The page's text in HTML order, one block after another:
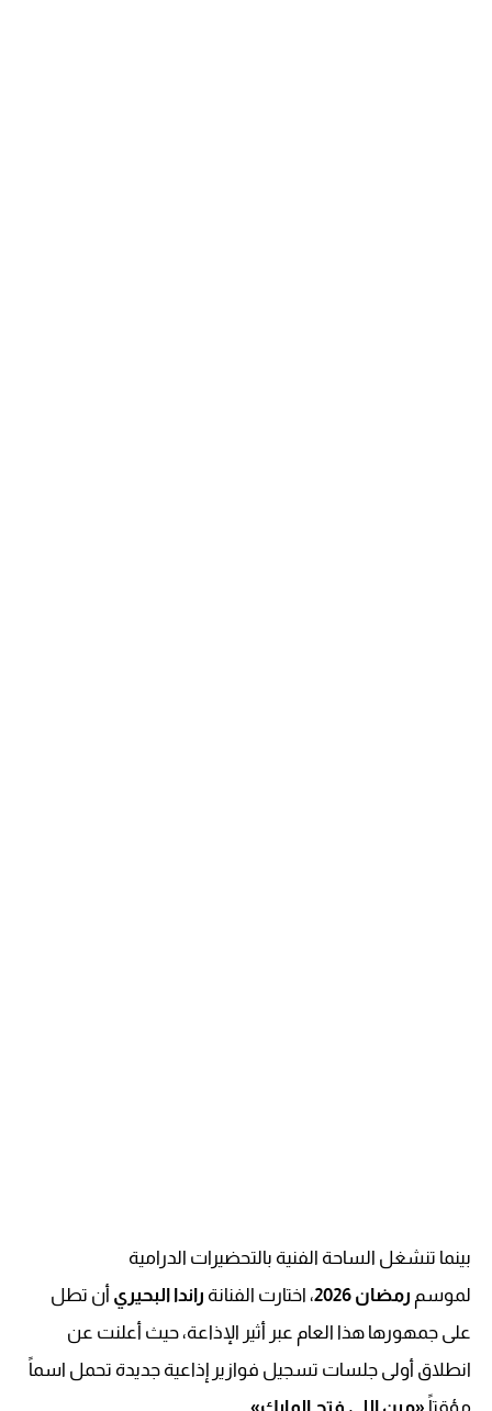
بينما تنشغل الساحة الفنية بالتحضيرات الدرامية
لموسم رمضان 2026 ، اختارت الفنانة راندا البحيري أن تطل
على جمهورها هذا العام عبر أثير الإذاعة، حيث أعلنت عن
انطلاق أولى جلسات تسجيل فوازير إذاعية جديدة تحمل اسماً